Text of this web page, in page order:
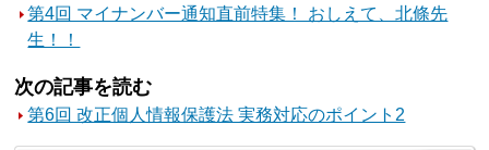
第4回 マイナンバー通知直前特集！ おしえて、北條先
生！！
次の記事を読む
第6回 改正個人情報保護法 実務対応のポイント2